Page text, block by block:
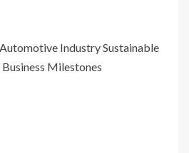
Industry Sustainable
Milestones